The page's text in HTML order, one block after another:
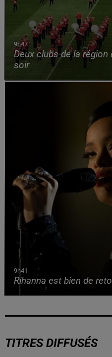
9h47
Deux clubs de la région
soir
9h41
Rihanna est bien de
TITRES DIFFUSÉS